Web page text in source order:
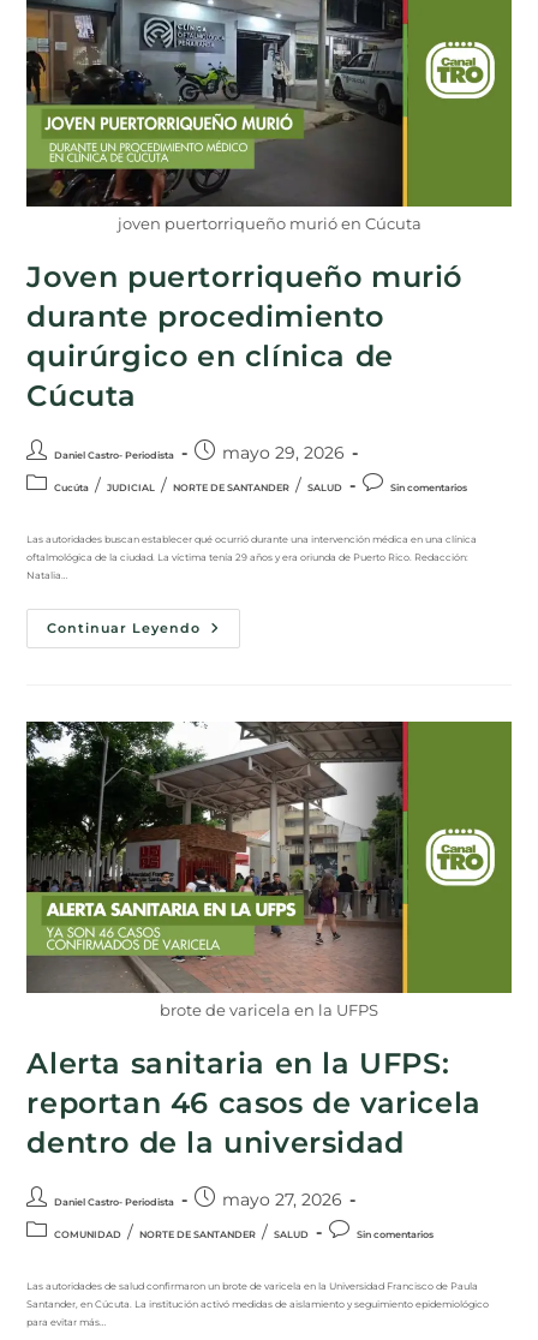
joven puertorriqueño murió en Cúcuta
Joven puertorriqueño murió
durante procedimiento
quirúrgico en clínica de
Cúcuta
Daniel Castro- Periodista mayo 29, 2026
Cucúta / JUDICIAL / NORTE DE SANTANDER / SALUD Sin comentarios
Las autoridades buscan establecer qué ocurrió durante una intervención médica en una clínica
oftalmológica de la ciudad. La víctima tenía 29 años y era oriunda de Puerto Rico. Redacción:
Natalia…
Continuar Leyendo
brote de varicela en la UFPS
Alerta sanitaria en la UFPS:
reportan 46 casos de varicela
dentro de la universidad
Daniel Castro- Periodista mayo 27, 2026
COMUNIDAD / NORTE DE SANTANDER / SALUD Sin comentarios
Las autoridades de salud confirmaron un brote de varicela en la Universidad Francisco de Paula
Santander, en Cúcuta. La institución activó medidas de aislamiento y seguimiento epidemiológico
para evitar más…